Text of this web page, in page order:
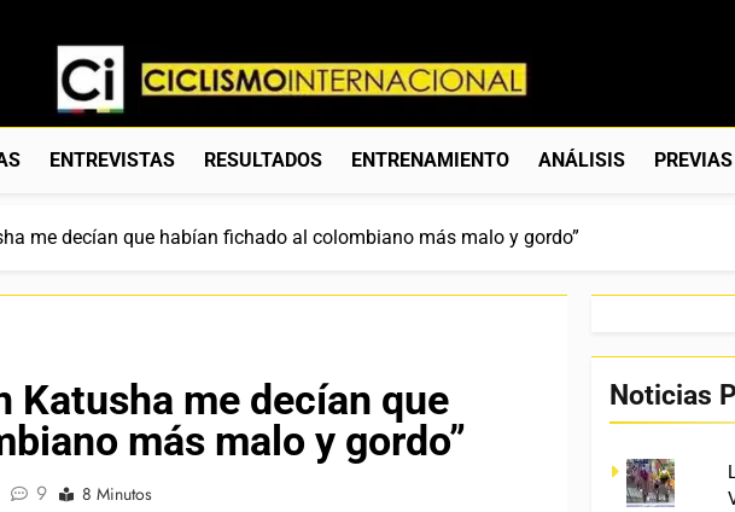
Ciclismo Internacional
Web Dedicada Al Ciclismo Mundial. Entrevistas, Análisis, Crónicas, Previas Y
ENTREVISTAS RESULTADOS ENTRENAMIENTO ANÁLISIS PREVIAS
me decían que habían fichado al colombiano más malo y gordo”
Katusha me decían que
más malo y gordo”
9 8 Minutos
Noticias